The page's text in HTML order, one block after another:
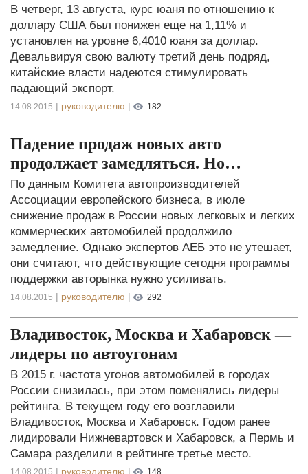
В четверг, 13 августа, курс юаня по отношению к
доллару США был понижен еще на 1,11% и
установлен на уровне 6,4010 юаня за доллар.
Девальвируя свою валюту третий день подряд,
китайские власти надеются стимулировать
падающий экспорт.
14.08.2015 | руководителю | 182
Падение продаж новых авто
продолжает замедляться. Но…
По данным Комитета автопроизводителей
Ассоциации европейского бизнеса, в июле
снижение продаж в России новых легковых и легких
коммерческих автомобилей продолжило
замедление. Однако экспертов АЕБ это не утешает,
они считают, что действующие сегодня программы
поддержки авторынка нужно усиливать.
14.08.2015 | руководителю | 292
Владивосток, Москва и Хабаровск —
лидеры по автоугонам
В 2015 г. частота угонов автомобилей в городах
России снизилась, при этом поменялись лидеры
рейтинга. В текущем году его возглавили
Владивосток, Москва и Хабаровск. Годом ранее
лидировали Нижневартовск и Хабаровск, а Пермь и
Самара разделили в рейтинге третье место.
14.08.2015 | руководителю | 148